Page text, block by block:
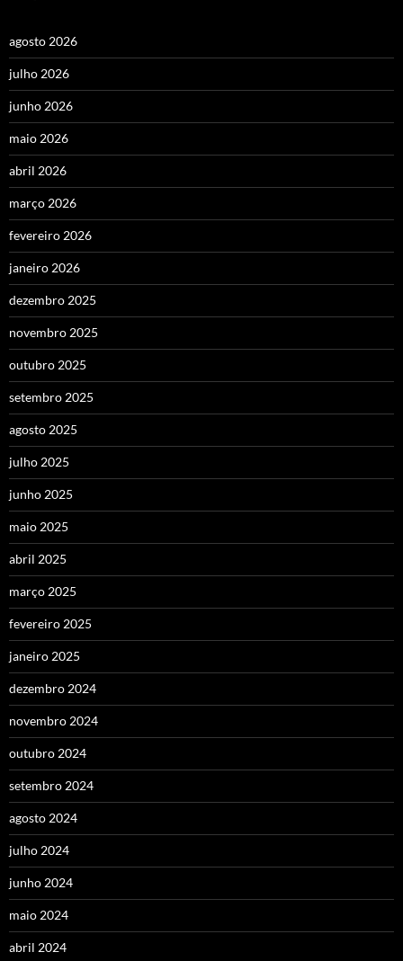
agosto 2026
julho 2026
junho 2026
maio 2026
abril 2026
março 2026
fevereiro 2026
janeiro 2026
dezembro 2025
novembro 2025
outubro 2025
setembro 2025
agosto 2025
julho 2025
junho 2025
maio 2025
abril 2025
março 2025
fevereiro 2025
janeiro 2025
dezembro 2024
novembro 2024
outubro 2024
setembro 2024
agosto 2024
julho 2024
junho 2024
maio 2024
abril 2024